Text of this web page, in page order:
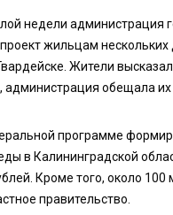
недели администрация
жильцам
Жители
администрация обещала их
программе
в Калининградской
Кроме того, около 100
правительство.